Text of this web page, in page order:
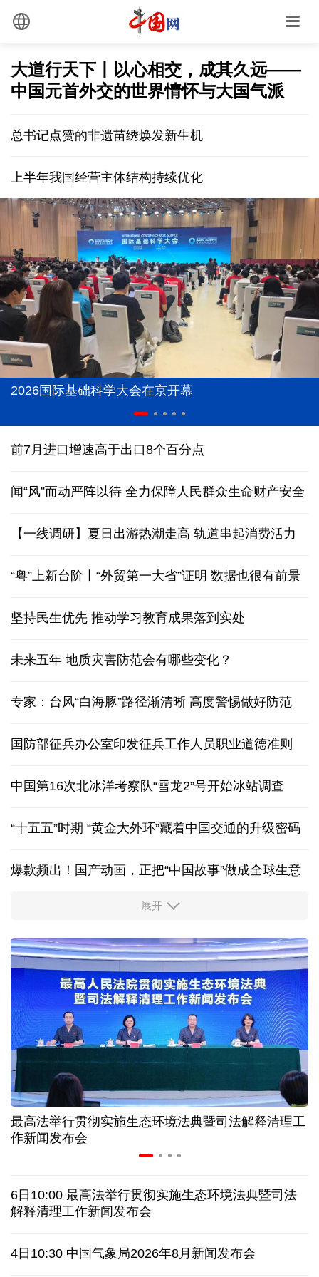
大道行天下丨以心相交，成其久远——
中国元首外交的世界情怀与大国气派
总书记点赞的非遗苗绣焕发新生机
上半年我国经营主体结构持续优化
2026国际基础科学大会在京开幕
前7月进口增速高于出口8个百分点
闻“风”而动严阵以待 全力保障人民群众生命财产安全
【一线调研】夏日出游热潮走高 轨道串起消费活力
“粤”上新台阶丨“外贸第一大省”证明 数据也很有前景
坚持民生优先 推动学习教育成果落到实处
未来五年 地质灾害防范会有哪些变化？
专家：台风“白海豚”路径渐清晰 高度警惕做好防范
国防部征兵办公室印发征兵工作人员职业道德准则
中国第16次北冰洋考察队“雪龙2”号开始冰站调查
“十五五”时期 “黄金大外环”藏着中国交通的升级密码
爆款频出！国产动画，正把“中国故事”做成全球生意
活力中国调研行丨安徽的定力与活力
历经十余年，西藏南木林：昔日荒河滩 今时富绿洲
情满天山 援疆印记丨安徽支教生赢得桃李秀昆仑
从助力重建家园到治理乡村西藏扎西岗乡的乡贤力量
上半年医药工业创新加速突破 研发实力不断提升
夏日经济乘“热”而上 消费市场向“新”而行
南京大屠杀历史不容篡改 日本打“核爆”牌洗不掉血债
深山里的全球冠军：海外“Z世代”在黔读懂中国机遇
展开
最高法举行贯彻实施生态环境法典暨司法解释清理工
作新闻发布会
6日10:00 最高法举行贯彻实施生态环境法典暨司法
解释清理工作新闻发布会
4日10:30 中国气象局2026年8月新闻发布会